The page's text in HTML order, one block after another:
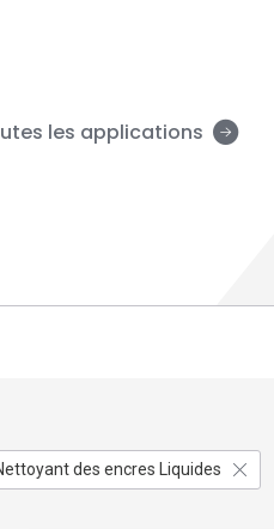
les applications
des encres Liquides